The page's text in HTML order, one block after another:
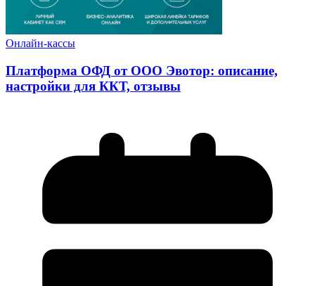
Онлайн-кассы
Платформа ОФД от ООО Эвотор: описание,
настройки для ККТ, отзывы